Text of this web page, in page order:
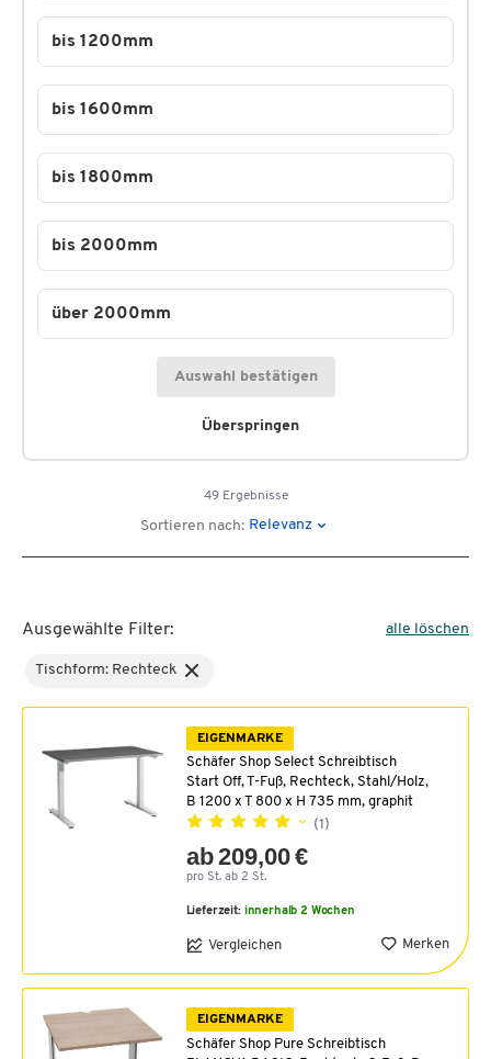
Überspringen
bis 1200mm
bis 1600mm
bis 1800mm
bis 2000mm
über 2000mm
Auswahl bestätigen
49 Ergebnisse
Sortieren nach: Relevanz
Ausgewählte Filter: alle löschen
Tischform: Rechteck
EIGENMARKE
Schäfer Shop Select Schreibtisch
Start Off, T-Fuß, Rechteck, Stahl/Holz,
B 1200 x T 800 x H 735 mm, graphit
(1)
ab 209,00 €
pro St. ab 2 St.
Lieferzeit: innerhalb 2 Wochen
Vergleichen Merken
EIGENMARKE
Schäfer Shop Pure Schreibtisch